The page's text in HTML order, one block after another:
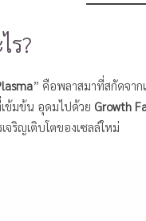
ร?
” คือพลาสมาที่สกัดจาก
เข้มข้น อุดมไปด้วย Growth
ริญเติบโตของเซลล์ใหม่